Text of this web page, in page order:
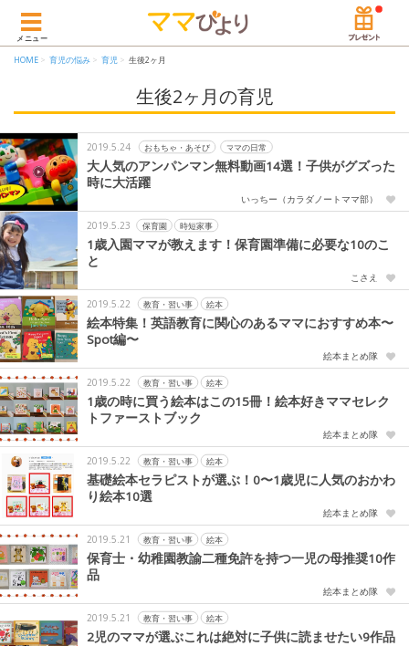
メニュー
HOME 育児の悩み 育児 生後2ヶ月
生後2ヶ月の育児
2019.5.24 おもちゃ・あそび ママの日常
大人気のアンパンマン無料動画14選！子供がグズった
時に大活躍
いっちー（カラダノートママ部）
2019.5.23 保育園 時短家事
1歳入園ママが教えます！保育園準備に必要な10のこ
と
こさえ
2019.5.22 教育・習い事 絵本
絵本特集！英語教育に関心のあるママにおすすめ本〜
Spot編〜
絵本まとめ隊
2019.5.22 教育・習い事 絵本
1歳の時に買う絵本はこの15冊！絵本好きママセレク
トファーストブック
絵本まとめ隊
2019.5.22 教育・習い事 絵本
基礎絵本セラピストが選ぶ！0〜1歳児に人気のおかわ
り絵本10選
絵本まとめ隊
2019.5.21 教育・習い事 絵本
保育士・幼稚園教諭二種免許を持つ一児の母推奨10作
品
絵本まとめ隊
2019.5.21 教育・習い事 絵本
2児のママが選ぶこれは絶対に子供に読ませたい9作品